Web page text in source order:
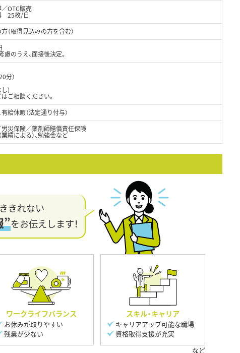
OTC販売
25枚/日
（取得見込みの方を含む）
のうえ、面接後決定。
分）
し)
ご相談ください。
給休暇（法定通り付与）
災保険／薬剤師賠償責任保険
績による）、勉強会など
きれない
”をお伝えします！
ワークライフバランス
お休みが取りやすい
残業が少ない
スキル・キャリア
キャリアアップ可能な職場
資格取得支援が充実